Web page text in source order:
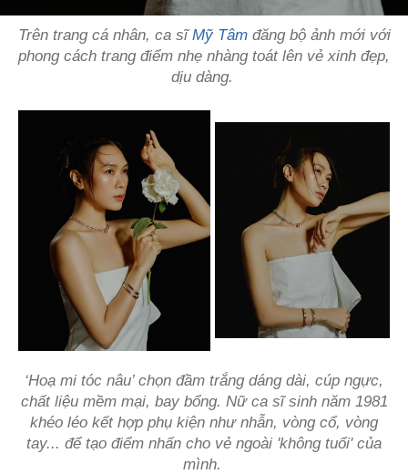
Trên trang cá nhân, ca sĩMỹ Tâmđăng bộ ảnh mới với
phong cách trang điểm nhẹ nhàng toát lên vẻ xinh đẹp,
dịu dàng.
‘Hoạ mi tóc nâu’ chọn đầm trắng dáng dài, cúp ngực,
chất liệu mềm mại, bay bổng. Nữ ca sĩ sinh năm 1981
khéo léo kết hợp phụ kiện như nhẫn, vòng cổ, vòng
tay... để tạo điểm nhấn cho vẻ ngoài 'không tuổi' của
mình.